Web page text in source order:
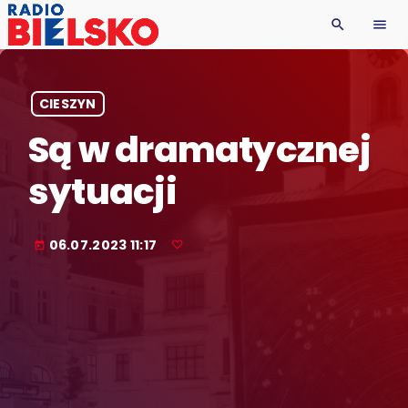
search menu
CIESZYN
Są w dramatycznej
sytuacji
today 06.07.2023 11:17